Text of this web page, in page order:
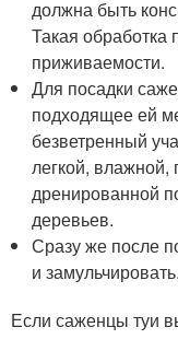
должна быть
Такая обработка
приживаемости.
Для посадки
подходящее ей
безветренный
легкой,
дренированной
деревьев.
Сразу же после
и замульчировать.
Если саженцы туи